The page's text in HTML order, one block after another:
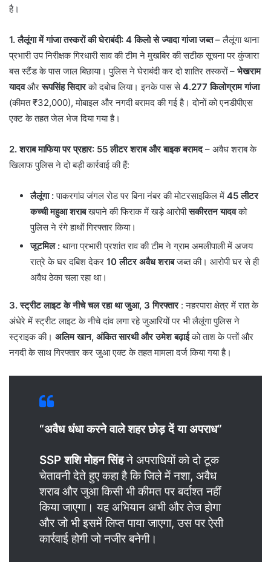
है।
1. लैलूंगा में गांजा तस्करों की घेराबंदी: 4 किलो से ज्यादा गांजा जब्त– लैलूंगा थाना
प्रभारी उप निरीक्षक गिरधारी साव की टीम ने मुखबिर की सटीक सूचना पर कुंजारा
बस स्टैंड के पास जाल बिछाया। पुलिस ने घेराबंदी कर दो शातिर तस्करों – भेखराम
यादवऔररूपसिंह सिदारको दबोच लिया। इनके पास से4.277 किलोग्राम गांजा
(कीमत ₹32,000), मोबाइल और नगदी बरामद की गई है। दोनों को एनडीपीएस
एक्ट के तहत जेल भेज दिया गया है।
2. शराब माफिया पर प्रहार: 55 लीटर शराब और बाइक बरामद– अवैध शराब के
खिलाफ पुलिस ने दो बड़ी कार्रवाई की हैं:
लैलूंगा :पाकरगांव जंगल रोड पर बिना नंबर की मोटरसाइकिल में 45 लीटर
कच्ची महुआ शराबखपाने की फिराक में खड़े आरोपीसकीरतन यादवको
पुलिस ने रंगे हाथों गिरफ्तार किया।
जूटमिल : थाना प्रभारी प्रशांत राव की टीम ने ग्राम अमलीपाली में अजय
रात्रे के घर दबिश देकर 10 लीटर अवैध शराबजब्त की। आरोपी घर से ही
अवैध ठेका चला रहा था।
3. स्ट्रीट लाइट के नीचे चल रहा था जुआ, 3 गिरफ्तार: ​नहरपारा क्षेत्र में रात के
अंधेरे में स्ट्रीट लाइट के नीचे दांव लगा रहे जुआरियों पर भी लैलूंगा पुलिस ने
स्ट्राइक की। अलिम खान, अंकित सारथी और उमेश बढ़ाईको ताश के पत्तों और
नगदी के साथ गिरफ्तार कर जुआ एक्ट के तहत मामला दर्ज किया गया है।
“अवैध धंधा करने वाले शहर छोड़ दें या अपराध”
SSP शशि मोहन सिंहने अपराधियों को दो टूक
चेतावनी देते हुए कहा है कि जिले में नशा, अवैध
शराब और जुआ किसी भी कीमत पर बर्दाश्त नहीं
किया जाएगा। यह अभियान अभी और तेज होगा
और जो भी इसमें लिप्त पाया जाएगा, उस पर ऐसी
कार्रवाई होगी जो नजीर बनेगी।